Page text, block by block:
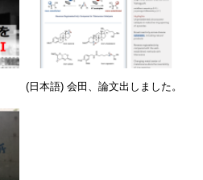
(日本語) 会田、論文出しました。